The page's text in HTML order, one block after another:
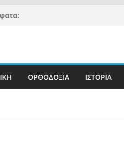
ΟΡΘΟΔΟΞΙΑ ΙΣΤΟΡΙΑ